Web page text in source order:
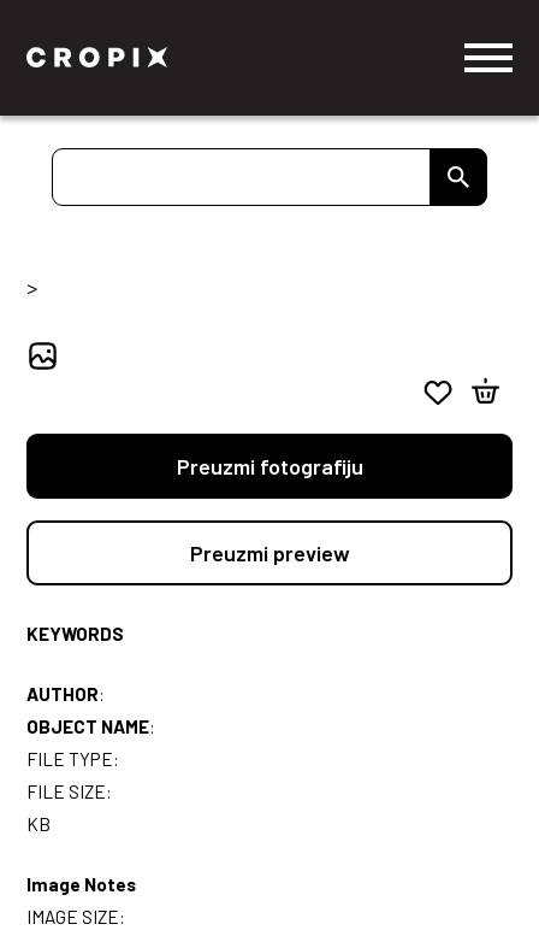
>
Preuzmi fotografiju
Preuzmi preview
KEYWORDS
AUTHOR:
OBJECT NAME:
FILE TYPE:
FILE SIZE:
KB
Image Notes
IMAGE SIZE: